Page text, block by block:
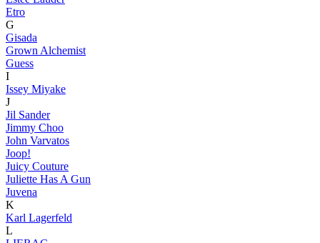
Etro
G
Gisada
Grown Alchemist
Guess
I
Issey Miyake
J
Jil Sander
Jimmy Choo
John Varvatos
Joop!
Juicy Couture
Juliette Has A Gun
Juvena
K
Karl Lagerfeld
L